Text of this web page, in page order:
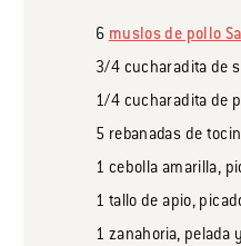
6 muslos de pollo
3/4 cucharadita de
1/4 cucharadita de
5 rebanadas de
1 cebolla amarilla,
1 tallo de apio,
1 zanahoria, pelada